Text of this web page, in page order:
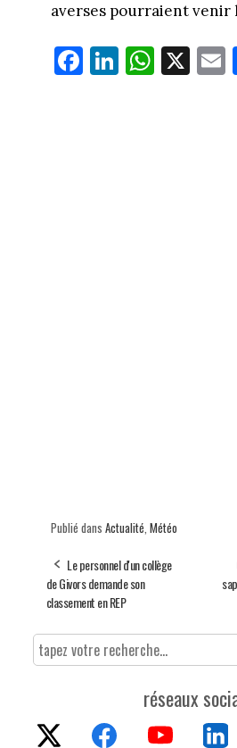
averses pourraient venir
Fa
ce
Li
nk
W
ha
X E
Publié dans Actualité Météo
Le personnel d'un collège
de Givors demande son
classement en REP
réseaux